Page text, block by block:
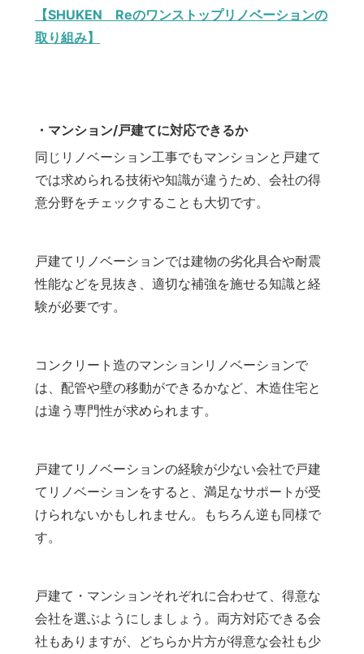
【SHUKEN Reのワンストップリノベーションの
取り組み】
・マンション/戸建てに対応できるか
同じリノベーション工事でもマンションと戸建て
では求められる技術や知識が違うため、会社の得
意分野をチェックすることも大切です。
戸建てリノベーションでは建物の劣化具合や耐震
性能などを見抜き、適切な補強を施せる知識と経
験が必要です。
コンクリート造のマンションリノベーションで
は、配管や壁の移動ができるかなど、木造住宅と
は違う専門性が求められます。
戸建てリノベーションの経験が少ない会社で戸建
てリノベーションをすると、満足なサポートが受
けられないかもしれません。もちろん逆も同様で
す。
戸建て・マンションそれぞれに合わせて、得意な
会社を選ぶようにしましょう。両方対応できる会
社もありますが、どちらか片方が得意な会社も少